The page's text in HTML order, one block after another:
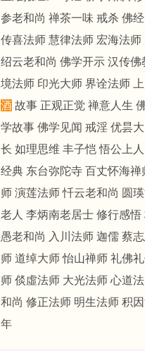
参老和尚 禅茶一味 戒杀 佛经
传喜法师 慧律法师 宏海法师
绍云老和尚 佛学开示 汉传佛
境法师 印光大师 界诠法师
酒 故事 正观正觉 禅意人生
学故事 佛学见闻 戒淫 优昙
长 如理思维 丰子恺 悟公上人
经典 东台弥陀寺 百丈怀海禅
师 演莲法师 忏云老和尚 圆
老人 李炳南老居士 修行感悟
愚老和尚 入川法师 迦儒 蔡
师 道绰大师 怡山禅师 礼佛
师 倓虛法师 大光法师 心道
和尚 修正法师 明生法师 积
年